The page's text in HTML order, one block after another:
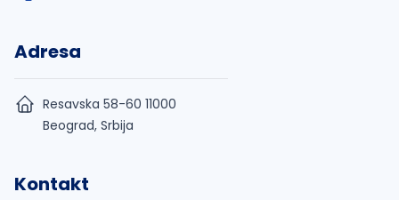
Adresa
Resavska 58-60 11000
Beograd, Srbija
Kontakt